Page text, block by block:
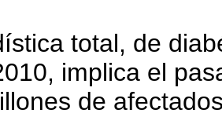
total, de
implica el
de